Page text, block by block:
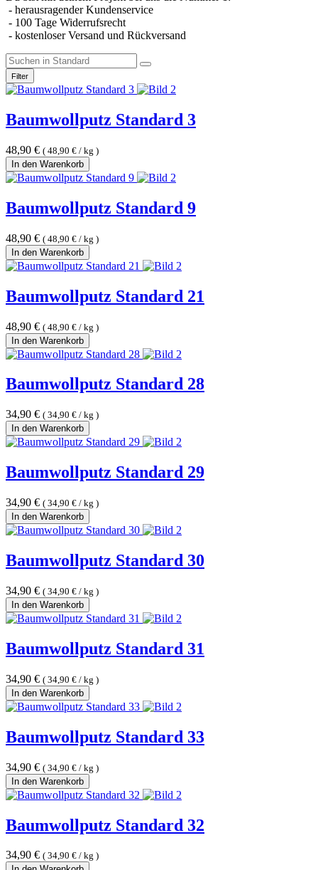
- herausragender Kundenservice
- 100 Tage Widerrufsrecht
- kostenloser Versand und Rückversand
Filter
Baumwollputz Standard 3
48,90 € ( 48,90 € / kg )
In den Warenkorb
Baumwollputz Standard 9
48,90 € ( 48,90 € / kg )
In den Warenkorb
Baumwollputz Standard 21
48,90 € ( 48,90 € / kg )
In den Warenkorb
Baumwollputz Standard 28
34,90 € ( 34,90 € / kg )
In den Warenkorb
Baumwollputz Standard 29
34,90 € ( 34,90 € / kg )
In den Warenkorb
Baumwollputz Standard 30
34,90 € ( 34,90 € / kg )
In den Warenkorb
Baumwollputz Standard 31
34,90 € ( 34,90 € / kg )
In den Warenkorb
Baumwollputz Standard 33
34,90 € ( 34,90 € / kg )
In den Warenkorb
Baumwollputz Standard 32
34,90 € ( 34,90 € / kg )